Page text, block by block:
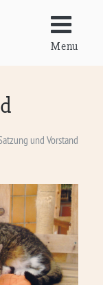
Menu
und Vorstand